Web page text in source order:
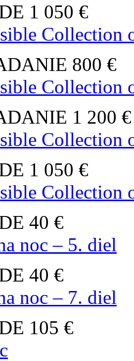
1 050 €
Collection
800 €
Collection
1 200 €
Collection
1 050 €
Collection
40 €
noc – 5. diel
40 €
noc – 7. diel
105 €